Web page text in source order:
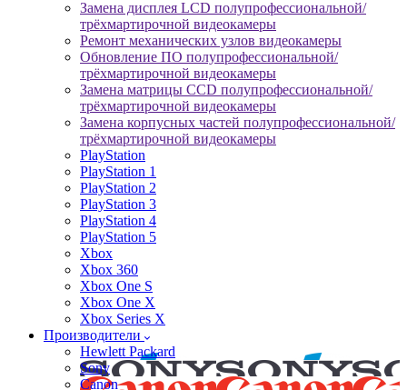
Замена дисплея LCD полупрофессиональной/
трёхмартирочной видеокамеры
Ремонт механических узлов видеокамеры
Обновление ПО полупрофессиональной/
трёхмартирочной видеокамеры
Замена матрицы CCD полупрофессиональной/
трёхмартирочной видеокамеры
Замена корпусных частей полупрофессиональной/
трёхмартирочной видеокамеры
PlayStation
PlayStation 1
PlayStation 2
PlayStation 3
PlayStation 4
PlayStation 5
Xbox
Xbox 360
Xbox One S
Xbox One X
Xbox Series X
Производители
Hewlett Packard
Sony
Canon